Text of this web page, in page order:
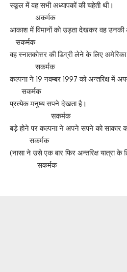
स्कूल में वह सभी
अकर्मक
आकाश में विमानों को उड़ता देखकर वह
सकर्मक
वह स्नातकोत्तर की डिग्री लेने के
सकर्मक
कल्पना ने 19 नवम्बर 1997 को
सकर्मक
प्रत्येक मनुष्य
सकर्मक
बड़े होने पर कल्पना ने अपने सपने
सकर्मक
(नासा ने उसे एक बार फिर
सकर्मक